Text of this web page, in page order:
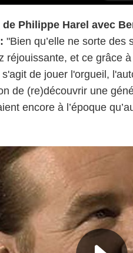
de Philippe Harel avec
"Bien qu’elle ne sorte des
réjouissante, et ce grâce
de jouer l'orgueil,
de (re)découvrir une
encore à l’époque